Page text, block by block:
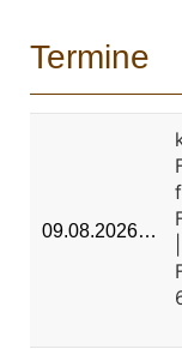
Termine
09.08.2026…